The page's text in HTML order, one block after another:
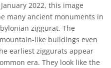
2022, this image
many ancient monuments in
ziggurat. The
like buildings even
earliest ziggurats appear
era. They look like the